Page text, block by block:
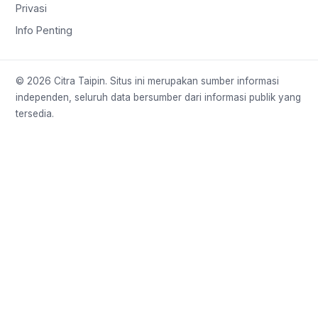
Privasi
Info Penting
© 2026 Citra Taipin. Situs ini merupakan sumber informasi
independen, seluruh data bersumber dari informasi publik yang
tersedia.